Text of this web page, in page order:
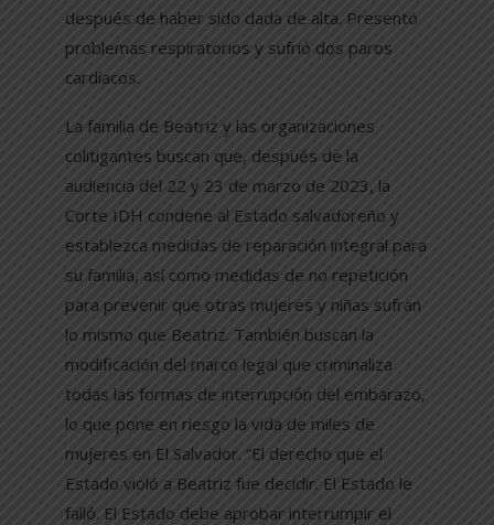
después de haber sido dada de alta. Presentó
problemas respiratorios y sufrió dos paros
cardíacos.
La familia de Beatriz y las organizaciones
colitigantes buscan que, después de la
audiencia del 22 y 23 de marzo de 2023, la
Corte IDH condene al Estado salvadoreño y
establezca medidas de reparación integral para
su familia, así como medidas de no repetición
para prevenir que otras mujeres y niñas sufran
lo mismo que Beatriz. También buscan la
modificación del marco legal que criminaliza
todas las formas de interrupción del embarazo,
lo que pone en riesgo la vida de miles de
mujeres en El Salvador. “El derecho que el
Estado violó a Beatriz fue decidir. El Estado le
falló. El Estado debe aprobar interrumpir el